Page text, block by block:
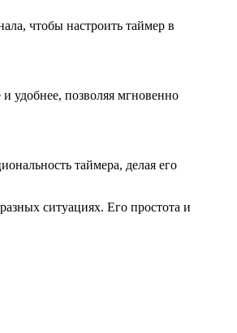
чтобы настроить таймер в
удобнее, позволяя мгновенно
таймера, делая его
ситуациях. Его простота и